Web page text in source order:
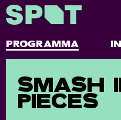
PROGRAMMA
SMASH
PIECES